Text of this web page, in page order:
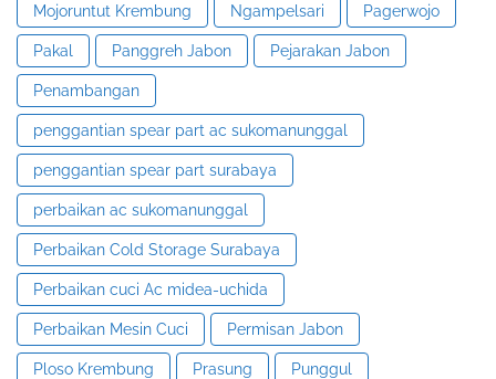
Mojoruntut Krembung Ngampelsari Pagerwojo
Pakal Panggreh Jabon Pejarakan Jabon
Penambangan
penggantian spear part ac sukomanunggal
penggantian spear part surabaya
perbaikan ac sukomanunggal
Perbaikan Cold Storage Surabaya
Perbaikan cuci Ac midea-uchida
Perbaikan Mesin Cuci Permisan Jabon
Ploso Krembung Prasung Punggul